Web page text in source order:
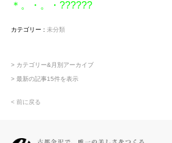
＊。・。・??????
カテゴリー : 未分類
> カテゴリー&月別アーカイブ
> 最新の記事15件を表示
< 前に戻る